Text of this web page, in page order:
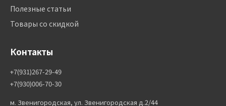
Полезные статьи
Товары со скидкой
Контакты
+7(931)267-29-49
+7(930)006-70-30
м. Звенигородская, ул. Звенигородская д.2/44